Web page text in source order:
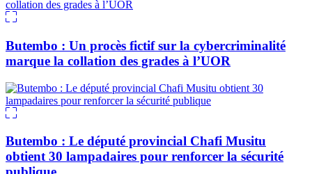
Butembo : Un procès fictif sur la cybercriminalité
marque la collation des grades à l’UOR
Butembo : Le député provincial Chafi Musitu
obtient 30 lampadaires pour renforcer la sécurité